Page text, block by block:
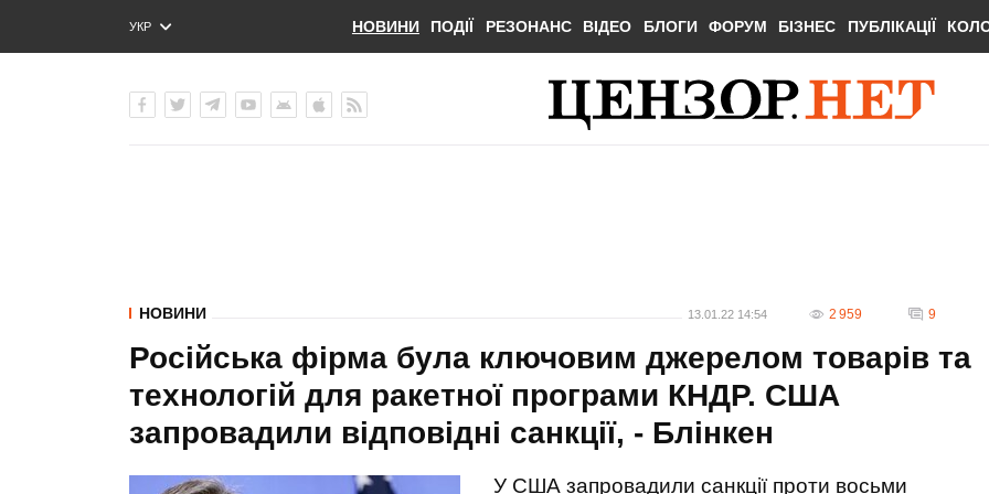
УКР
ENG
НОВИНИ ПОДІЇ РЕЗОНАНС ВІДЕО БЛОГИ ФОРУМ БІЗНЕС ПУБЛІКАЦІЇ
НОВИНИ 13.01.22 14:54 2 959 9
Російська фірма була ключовим джерелом товарів та
технологій для ракетної програми КНДР. США
запровадили відповідні санкції, - Блінкен
У США запровадили санкції проти восьми